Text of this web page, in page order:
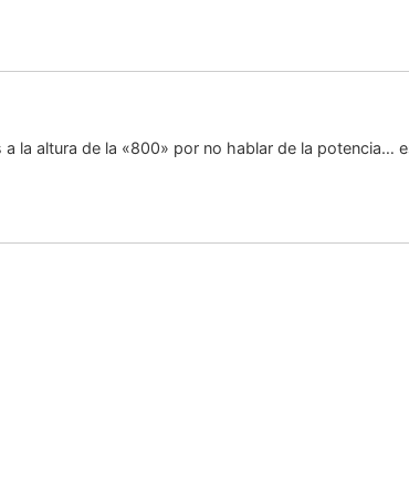
la altura de la «800» por no hablar de la potencia…